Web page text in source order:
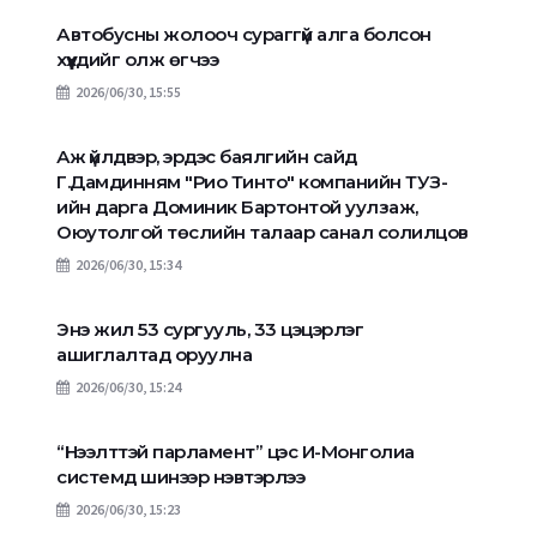
Автобусны жолооч сураггүй алга болсон
хүүхдийг олж өгчээ
2026/06/30, 15:55
Аж үйлдвэр, эрдэс баялгийн сайд
Г.Дамдинням "Рио Тинто" компанийн ТУЗ-
ийн дарга Доминик Бартонтой уулзаж,
Оюутолгой төслийн талаар санал солилцов
2026/06/30, 15:34
Энэ жил 53 сургууль, 33 цэцэрлэг
ашиглалтад оруулна
2026/06/30, 15:24
“Нээлттэй парламент” цэс И-Монголиа
системд шинээр нэвтэрлээ
2026/06/30, 15:23